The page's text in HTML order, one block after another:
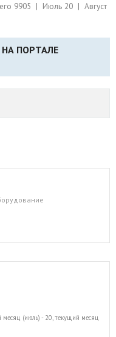
9905 | Июль 20 | Август
ПОРТАЛЕ
(июль) - 20, текущий месяц